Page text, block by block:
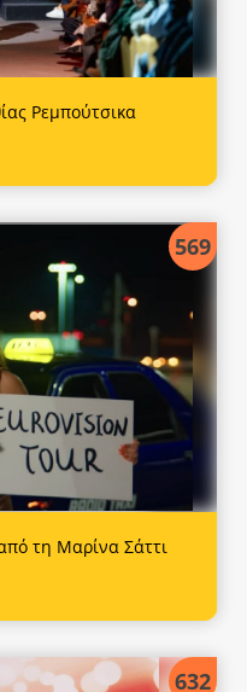
Ρεμπούτσικα
569
τη Μαρίνα Σάττι
632